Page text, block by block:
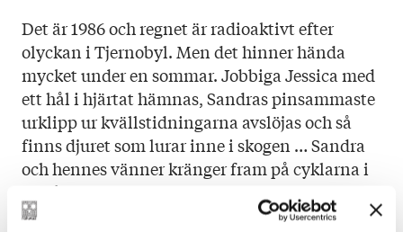
Det är 1986 och regnet är radioaktivt efter
olyckan i Tjernobyl. Men det hinner hända
mycket under en sommar. Jobbiga Jessica med
ett hål i hjärtat hämnas, Sandras pinsammaste
urklipp ur kvällstidningarna avslöjas och så
finns djuret som lurar inne i skogen … Sandra
och hennes vänner kränger fram på cyklarna i
området och snart, snart börjar den nya skolan.